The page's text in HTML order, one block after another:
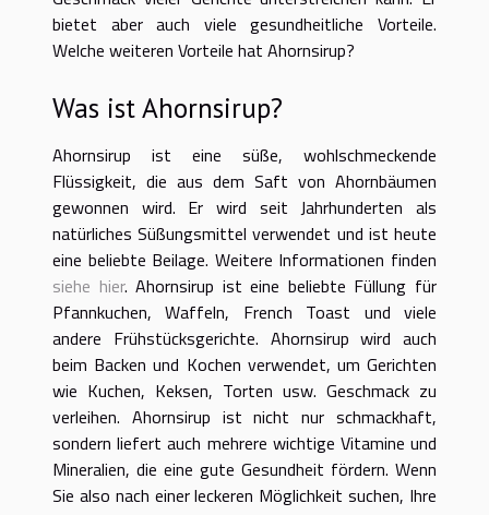
bietet aber auch viele gesundheitliche Vorteile.
Welche weiteren Vorteile hat Ahornsirup?
Was ist Ahornsirup?
Ahornsirup ist eine süße, wohlschmeckende
Flüssigkeit, die aus dem Saft von Ahornbäumen
gewonnen wird. Er wird seit Jahrhunderten als
natürliches Süßungsmittel verwendet und ist heute
eine beliebte Beilage. Weitere Informationen finden
siehe hier. Ahornsirup ist eine beliebte Füllung für
Pfannkuchen, Waffeln, French Toast und viele
andere Frühstücksgerichte. Ahornsirup wird auch
beim Backen und Kochen verwendet, um Gerichten
wie Kuchen, Keksen, Torten usw. Geschmack zu
verleihen. Ahornsirup ist nicht nur schmackhaft,
sondern liefert auch mehrere wichtige Vitamine und
Mineralien, die eine gute Gesundheit fördern. Wenn
Sie also nach einer leckeren Möglichkeit suchen, Ihre